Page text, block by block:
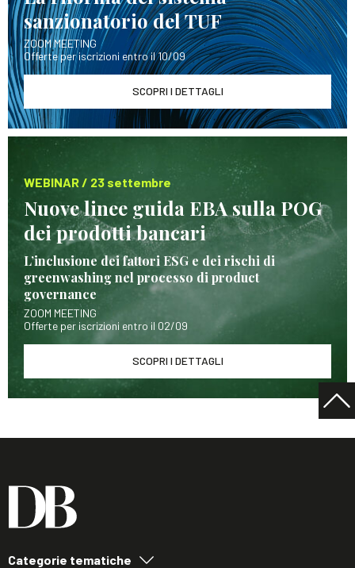
sanzionatorio del TUF
ZOOM MEETING
Offerte per iscrizioni entro il 10/09
SCOPRI I DETTAGLI
WEBINAR / 23 settembre
Nuove linee guida EBA sulla POG
dei prodotti bancari
L’inclusione dei fattori ESG e dei rischi di
greenwashing nel processo di product
governance
ZOOM MEETING
Offerte per iscrizioni entro il 02/09
SCOPRI I DETTAGLI
Categorie tematiche